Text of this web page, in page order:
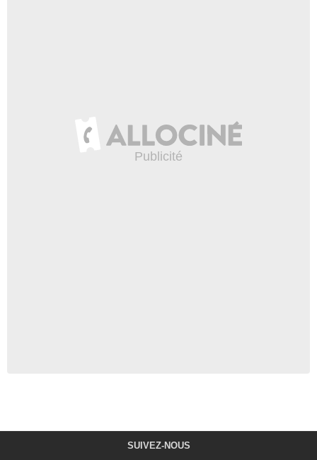
SUIVEZ-NOUS